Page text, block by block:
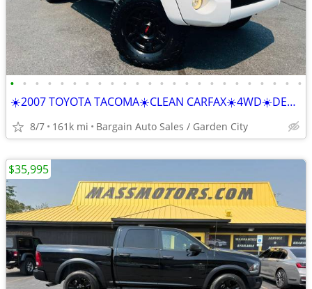
• • • • • • • • • • • • • • • • • • • • • • • •
☀️2007 TOYOTA TACOMA☀️CLEAN CARFAX☀️4WD☀️DEPENDABLE☀️
8/7 161k mi Bargain Auto Sales / Garden City
$35,995